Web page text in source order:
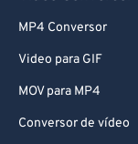
MP4 Conversor
Video para GIF
MOV para MP4
Conversor de vídeo